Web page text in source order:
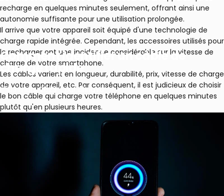
Commentidentifieruncâblede
chargerapide
03 mars, 2023 par LilingYu
recharge en quelques minutes seulement, offrant ainsi une
autonomie suffisante pour une utilisation prolongée.
Il arrive que votre appareil soit équipé d'une technologie de
charge rapide intégrée. Cependant, les accessoires utilisés pour
le recharger ont une incidence considérable sur la vitesse de
charge de votre smartphone.
Les câbles varient en longueur, durabilité, prix, vitesse de charge
de votre appareil, etc. Par conséquent, il est judicieux de choisir
le bon câble qui charge votre téléphone en quelques minutes
plutôt qu'en plusieurs heures.